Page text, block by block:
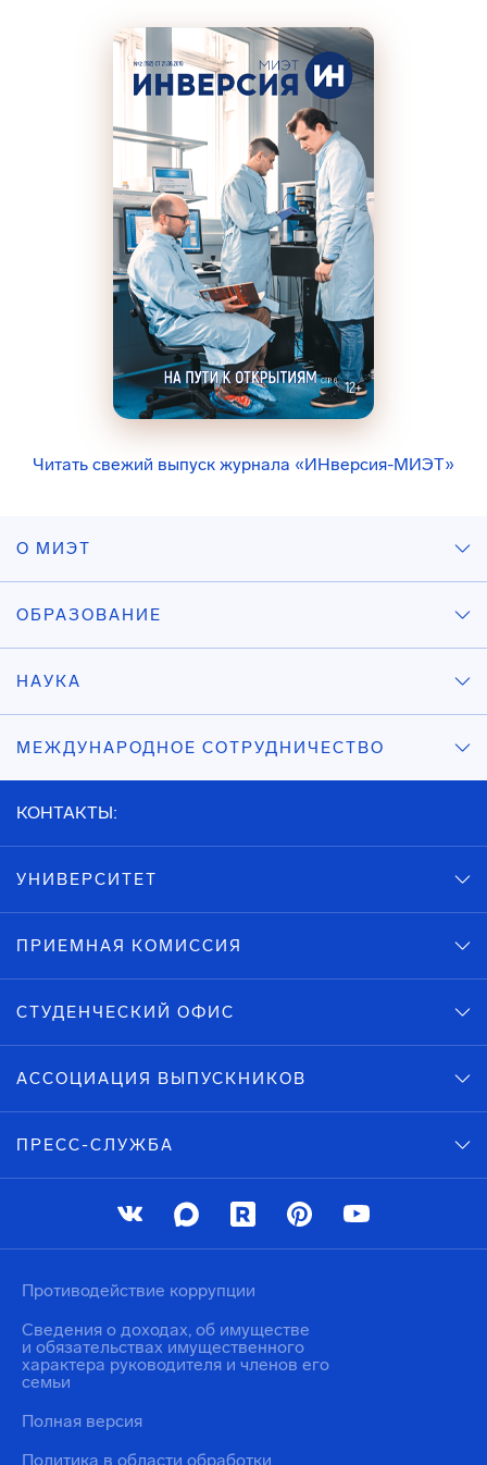
Читать свежий выпуск журнала «ИНверсия-МИЭТ»
О МИЭТ
ОБРАЗОВАНИЕ
НАУКА
МЕЖДУНАРОДНОЕ СОТРУДНИЧЕСТВО
КОНТАКТЫ:
УНИВЕРСИТЕТ
ПРИЕМНАЯ КОМИССИЯ
СТУДЕНЧЕСКИЙ ОФИС
АССОЦИАЦИЯ ВЫПУСКНИКОВ
ПРЕСС-СЛУЖБА
Политика в области обработки
Противодействие коррупции
Сведения о доходах, об имуществе
и обязательствах имущественного
характера руководителя и членов его
семьи
Полная версия